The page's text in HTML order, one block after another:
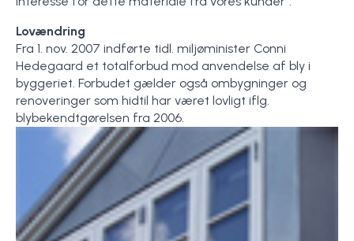
Lovændring
Fra 1. nov. 2007 indførte tidl. miljøminister Conni
Hedegaard et totalforbud mod anvendelse af bly i
byggeriet. Forbudet gælder også ombygninger og
renoveringer som hidtil har været lovligt iflg.
blybekendtgørelsen fra 2006.